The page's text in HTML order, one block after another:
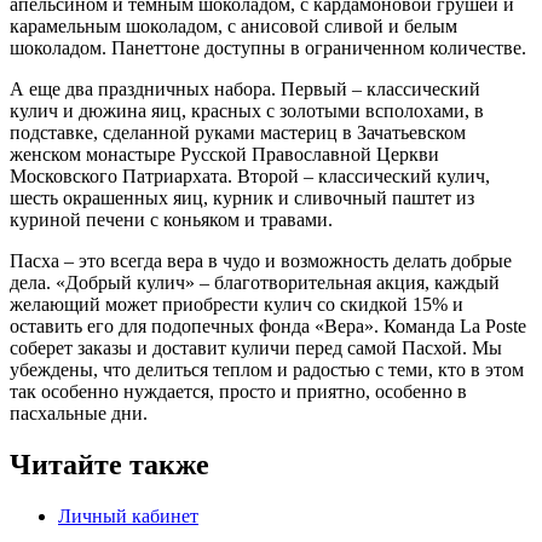
карамельным шоколадом, с анисовой сливой и белым
шоколадом. Панеттоне доступны в ограниченном количестве.
А еще два праздничных набора. Первый – классический
кулич и дюжина яиц, красных с золотыми всполохами, в
подставке, сделанной руками мастериц в Зачатьевском
женском монастыре Русской Православной Церкви
Московского Патриархата. Второй – классический кулич,
шесть окрашенных яиц, курник и сливочный паштет из
куриной печени с коньяком и травами.
Пасха – это всегда вера в чудо и возможность делать добрые
дела. «Добрый кулич» – благотворительная акция, каждый
желающий может приобрести кулич со скидкой 15% и
оставить его для подопечных фонда «Вера». Команда La Poste
соберет заказы и доставит куличи перед самой Пасхой. Мы
убеждены, что делиться теплом и радостью с теми, кто в этом
так особенно нуждается, просто и приятно, особенно в
пасхальные дни.
Читайте также
Личный кабинет